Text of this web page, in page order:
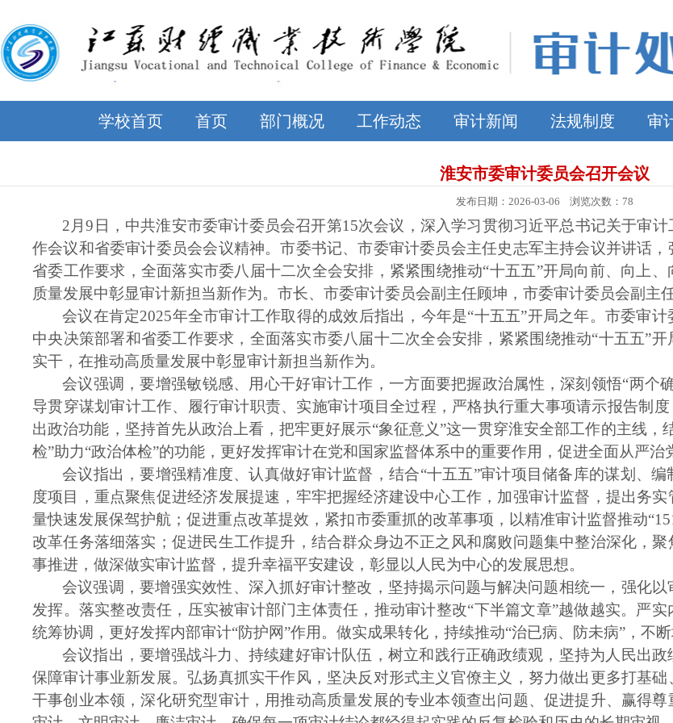
学校首页 首页 部门概况 工作动态 审计新闻 法规制度 审
淮安市委审计委员会召开会议
发布日期：2026-03-06 浏览次数： 78
2月9日，中共淮安市委审计委员会召开第15次会议，深入学习贯彻习近平总书记关于审
作会议和省委审计委员会会议精神。市委书记、市委审计委员会主任史志军主持会议并讲话
省委工作要求，全面落实市委八届十二次全会安排，紧紧围绕推动“十五五”开局向前、向上
质量发展中彰显审计新担当新作为。市长、市委审计委员会副主任顾坤，市委审计委员会副主
会议在肯定2025年全市审计工作取得的成效后指出，今年是“十五五”开局之年。市委审
中央决策部署和省委工作要求，全面落实市委八届十二次全会安排，紧紧围绕推动“十五五”
实干，在推动高质量发展中彰显审计新担当新作为。
会议强调，要增强敏锐感、用心干好审计工作，一方面要把握政治属性，深刻领悟“两个
导贯穿谋划审计工作、履行审计职责、实施审计项目全过程，严格执行重大事项请示报告制
出政治功能，坚持首先从政治上看，把牢更好展示“象征意义”这一贯穿淮安全部工作的主线，
检”助力“政治体检”的功能，更好发挥审计在党和国家监督体系中的重要作用，促进全面从严治
会议指出，要增强精准度、认真做好审计监督，结合“十五五”审计项目储备库的谋划、
度项目，重点聚焦促进经济发展提速，牢牢把握经济建设中心工作，加强审计监督，提出务
量快速发展保驾护航；促进重点改革提效，紧扣市委重抓的改革事项，以精准审计监督推动
改革任务落细落实；促进民生工作提升，结合群众身边不正之风和腐败问题集中整治深化，
事推进，做深做实审计监督，提升幸福平安建设，彰显以人民为中心的发展思想。
会议强调，要增强实效性、深入抓好审计整改，坚持揭示问题与解决问题相统一，强化
发挥。落实整改责任，压实被审计部门主体责任，推动审计整改“下半篇文章”越做越实。严
统筹协调，更好发挥内部审计“防护网”作用。做实成果转化，持续推动“治已病、防未病”，不断
会议指出，要增强战斗力、持续建好审计队伍，树立和践行正确政绩观，坚持为人民出
保障审计事业新发展。弘扬真抓实干作风，坚决反对形式主义官僚主义，努力做出更多打基
干事创业本领，深化研究型审计，用推动高质量发展的专业本领查出问题、促进提升、赢得